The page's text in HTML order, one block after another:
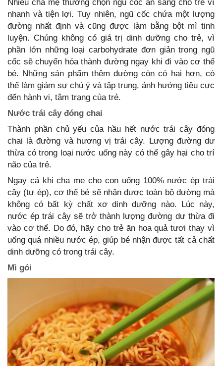
Nhiều cha mẹ thường chọn ngũ cốc ăn sáng cho trẻ vì
nhanh và tiện lợi. Tuy nhiên, ngũ cốc chứa một lượng
đường nhất định và cũng được làm bằng bột mì tinh
luyện. Chúng không có giá trị dinh dưỡng cho trẻ, vì
phần lớn những loại carbohydrate đơn giản trong ngũ
cốc sẽ chuyển hóa thành đường ngay khi đi vào cơ thể
bé. Những sản phẩm thêm đường còn có hại hơn, có
thể làm giảm sự chú ý và tập trung, ảnh hưởng tiêu cực
đến hành vi, tâm trạng của trẻ.
Nước trái cây đóng chai
Thành phần chủ yếu của hầu hết nước trái cây đóng
chai là đường và hương vị trái cây. Lượng đường dư
thừa có trong loại nước uống này có thể gây hại cho trí
não của trẻ.
Ngay cả khi cha mẹ cho con uống 100% nước ép trái
cây (tự ép), cơ thể bé sẽ nhận được toàn bộ đường mà
không có bất kỳ chất xơ dinh dưỡng nào. Lúc này,
nước ép trái cây sẽ trở thành lượng đường dư thừa đi
vào cơ thể. Do đó, hãy cho trẻ ăn hoa quả tươi thay vì
uống quá nhiều nước ép, giúp bé nhận được tất cả chất
dinh dưỡng có trong trái cây.
Mì gói